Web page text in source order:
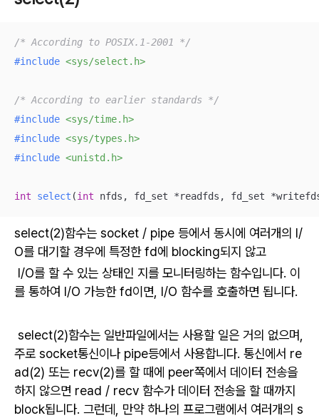
/* According to POSIX.1-2001 */
#include <sys/select.h>
/* According to earlier standards */
#include <sys/time.h>
#include <sys/types.h>
#include <unistd.h>
int select (int nfds, fd_set *readfds, fd_set
select(2)함수는 socket / pipe 등에서 동시에 여러개의 I/
O를 대기할 경우에 특정한 fd에 blocking되지 않고
I/O를 할 수 있는 상태인 지를 모니터링하는 함수입니다. 이
를 통하여 I/O 가능한 fd이면, I/O 함수를 호출하면 됩니다.
select(2)함수는 일반파일에서는 사용할 일은 거의 없으며,
주로 socket통신이나 pipe등에서 사용합니다. 통신에서 re
ad(2) 또는 recv(2)를 할 때에 peer쪽에서 데이터 전송을
하지 않으면 read / recv 함수가 데이터 전송을 할 때까지
block됩니다. 그런데, 만약 하나의 프로그램에서 여러개의 s